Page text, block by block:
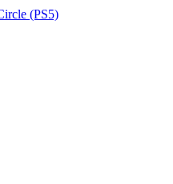
(PS5)